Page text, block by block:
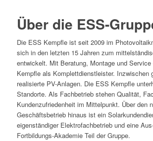
Über die ESS-
Die ESS Kempfle ist seit 2009 im
sich in den letzten 15 Jahren zum
entwickelt. Mit Beratung, Montage und
Kempfle als Komplettdienstleister. Inzwischen
realisierte PV-Anlagen. Die ESS Kempfle
Standorte. Als Fachbetrieb stehen Qualität,
Kundenzufriedenheit im Mittelpunkt. Über den
Geschäftsbetrieb hinaus ist ein
eigenständiger Elektrofachbetrieb und eine
Fortbildungs-Akademie Teil der Gruppe.